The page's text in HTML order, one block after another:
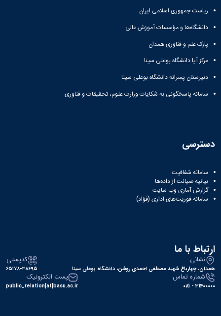
ریاست جمهوری اسلامی ایران
دانشگاه‌ها و مؤسسات آموزش عالی
پارک علم و فناوری همدان
مرکز آپا دانشگاه بوعلی سینا
دبیرستان پسرانه دانشگاه بوعلی سینا
سامانه پاسخگوئی به شکایات وزارت علوم، تحقیقات و فناوری
دسترسی
سامانه شفافیت
بیانیه صیانت از داده‌ها
گزارش آماری وب‌ سایت
سامانه فوریت‌های اداری (فؤاد)
ارتباط با ما
نشانی
همدان، چهارباغ شهید مصطفی احمدی روشن، دانشگاه بوعلی سینا
کدپستی
۶۵۱۷۸-۳۸۶۹۵
شماره تماس
31400000 - 081
پست الکترونیک
public_relation[at]basu.ac.ir